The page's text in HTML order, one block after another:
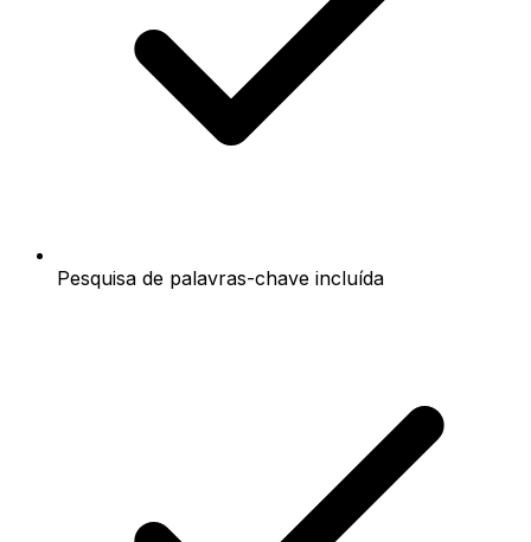
Pesquisa de palavras-chave incluída